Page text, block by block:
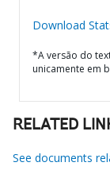
Download
*A versão do
unicamente em
RELATED
See documents